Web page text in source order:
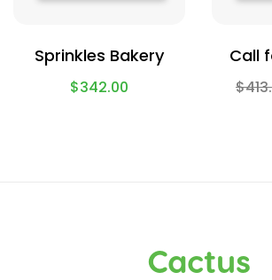
Sprinkles Bakery
$342.00
Call
$
Cactus